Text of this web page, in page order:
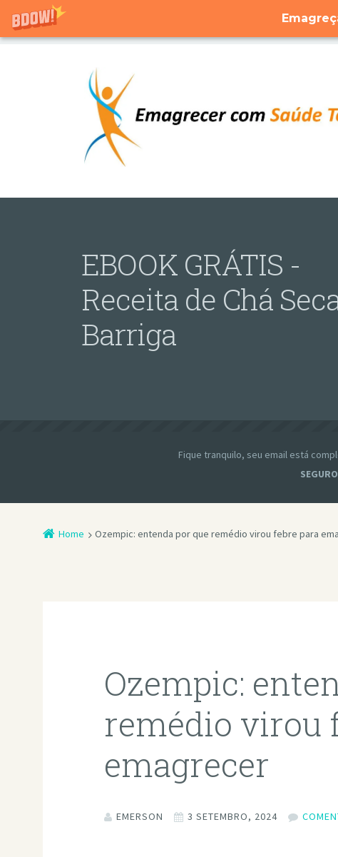
EBOOK GRÁTIS -
Receita de Chá
Barriga
Fique tranquilo, seu email está
SEGURO
Home Ozempic: entenda por que remédio virou febre para
Ozempic:
remédio virou
emagrecer
EMERSON 3 SETEMBRO, 2024